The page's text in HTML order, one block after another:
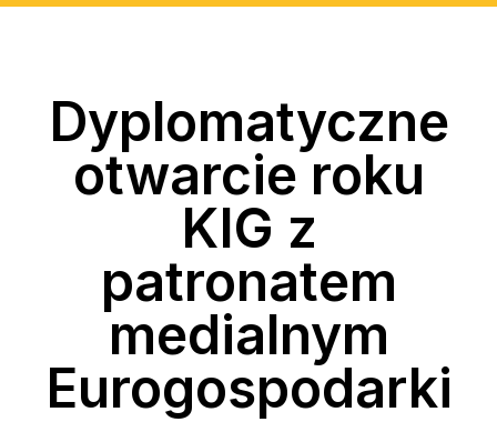
Dyplomatyczne
otwarcie roku
KIG z
patronatem
medialnym
Eurogospodarki